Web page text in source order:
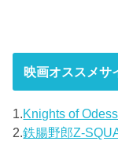
映画オススメサ
1.Knights of
2.鉄腸野郎Z-